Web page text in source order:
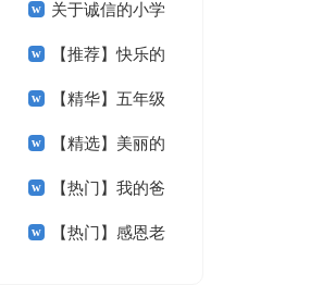
秋天作文四篇
关于诚信的小学
作文合集10篇
【推荐】快乐的
春节小学作文三篇
【精华】五年级
我的作文集锦九篇
【精选】美丽的
小学作文300字四篇
【热门】我的爸
爸小学作文七篇
【热门】感恩老